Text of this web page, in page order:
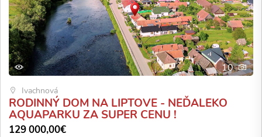
10
Ivachnová
RODINNÝ DOM NA LIPTOVE - NEĎALEKO
AQUAPARKU ZA SUPER CENU !
129 000,00€